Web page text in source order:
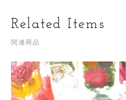
Related Items
関連商品